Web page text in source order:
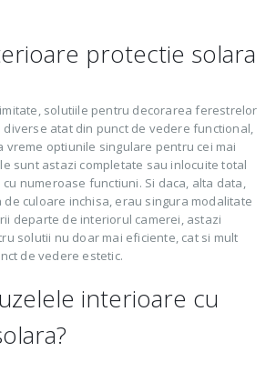
protectie solara
solutiile pentru decorarea ferestrelor
diverse atat din punct de vedere functional,
vreme optiunile singulare pentru cei mai
sunt astazi completate sau inlocuite total
numeroase functiuni. Si daca, alta data,
culoare inchisa, erau singura modalitate
departe de interiorul camerei, astazi
solutii nu doar mai eficiente, cat si mult
de vedere estetic.
interioare cu